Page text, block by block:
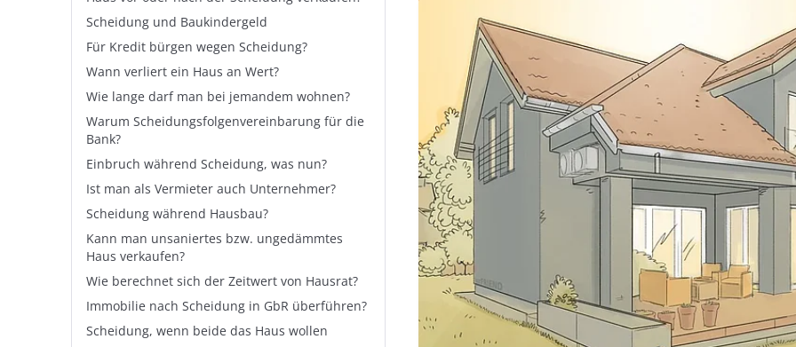
Scheidung und Baukindergeld
Für Kredit bürgen wegen Scheidung?
Wann verliert ein Haus an Wert?
Wie lange darf man bei jemandem wohnen?
Warum Scheidungsfolgenvereinbarung für die
Bank?
Einbruch während Scheidung, was nun?
Ist man als Vermieter auch Unternehmer?
Scheidung während Hausbau?
Kann man unsaniertes bzw. ungedämmtes
Haus verkaufen?
Wie berechnet sich der Zeitwert von Hausrat?
Immobilie nach Scheidung in GbR überführen?
Scheidung, wenn beide das Haus wollen